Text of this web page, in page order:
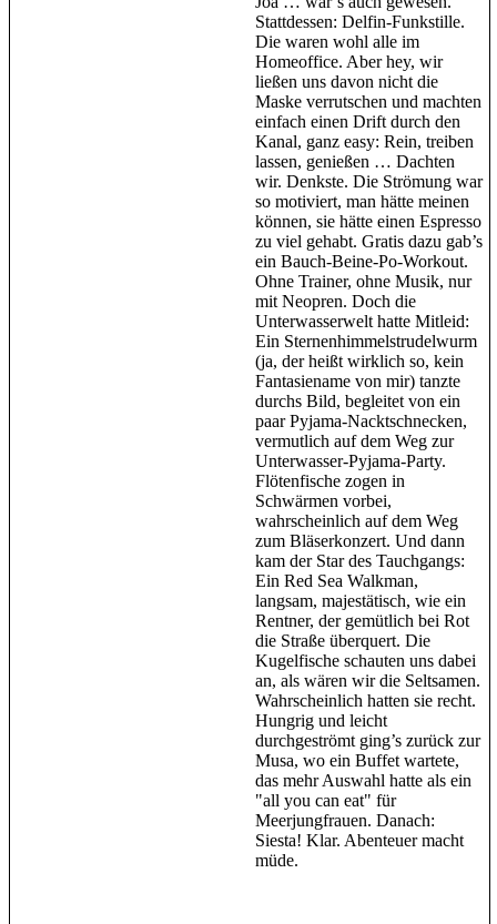
Stattdessen: Delfin-Funkstille.
Die waren wohl alle im
Homeoffice. Aber hey, wir
ließen uns davon nicht die
Maske verrutschen und machten
einfach einen Drift durch den
Kanal, ganz easy: Rein, treiben
lassen, genießen … Dachten
wir. Denkste. Die Strömung war
so motiviert, man hätte meinen
können, sie hätte einen Espresso
zu viel gehabt. Gratis dazu gab’s
ein Bauch-Beine-Po-Workout.
Ohne Trainer, ohne Musik, nur
mit Neopren. Doch die
Unterwasserwelt hatte Mitleid:
Ein Sternenhimmelstrudelwurm
(ja, der heißt wirklich so, kein
Fantasiename von mir) tanzte
durchs Bild, begleitet von ein
paar Pyjama-Nacktschnecken,
vermutlich auf dem Weg zur
Unterwasser-Pyjama-Party.
Flötenfische zogen in
Schwärmen vorbei,
wahrscheinlich auf dem Weg
zum Bläserkonzert. Und dann
kam der Star des Tauchgangs:
Ein Red Sea Walkman,
langsam, majestätisch, wie ein
Rentner, der gemütlich bei Rot
die Straße überquert. Die
Kugelfische schauten uns dabei
an, als wären wir die Seltsamen.
Wahrscheinlich hatten sie recht.
Hungrig und leicht
durchgeströmt ging’s zurück zur
Musa, wo ein Buffet wartete,
das mehr Auswahl hatte als ein
"all you can eat" für
Meerjungfrauen. Danach:
Siesta! Klar. Abenteuer macht
müde.